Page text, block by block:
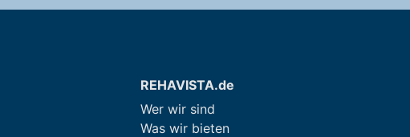
REHAVISTA.de
Wer wir sind
Was wir bieten